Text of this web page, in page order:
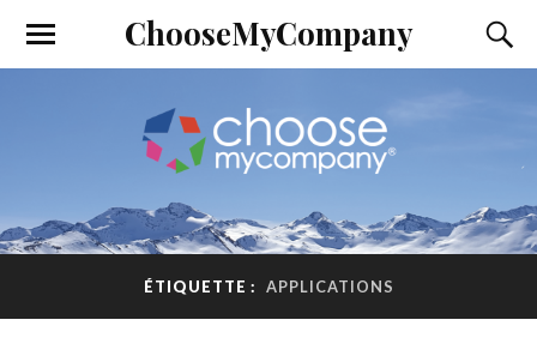
ChooseMyCompany
ÉTIQUETTE : APPLICATIONS